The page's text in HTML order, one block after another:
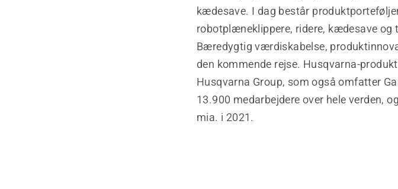
kædesave. I dag består
robotplæneklippere, ridere, kædesave
Bæredygtig værdiskabelse,
den kommende rejse. Husqvarna-
Husqvarna Group, som også omfatter
13.900 medarbejdere over hele verden,
mia. i 2021.